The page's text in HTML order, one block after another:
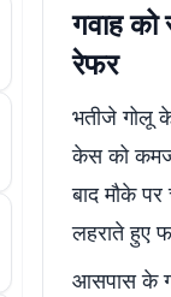
गवाह
रेफर
भतीजे गोलू
केस को
बाद मौके
लहराते हुए
आसपास के